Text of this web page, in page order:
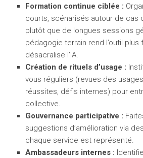
Formation continue ciblée :
courts, scénarisés autour de cas
plutôt que de longues sessions
pédagogie terrain rend l’outil plus
désacralise l’IA.
Création de rituels d’usage :
vous réguliers (revues des
réussites, défis internes) pour
collective.
Gouvernance participative :
suggestions d’amélioration via
chaque service est représenté.
Ambassadeurs internes :